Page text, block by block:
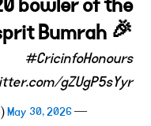
Bumrah 🎉
#CricinfoHonours
gZUgP5sYyr
— ESPNcricinfo (@ESPNcricinfo)
May 30, 2026